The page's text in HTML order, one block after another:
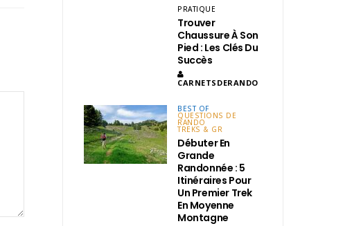
PRATIQUE
Trouver
Chaussure À Son
Pied : Les Clés Du
Succès
CARNETSDERANDO
BEST OF
QUESTIONS DE
RANDO
TREKS & GR
Débuter En
Grande
Randonnée : 5
Itinéraires Pour
Un Premier Trek
En Moyenne
Montagne